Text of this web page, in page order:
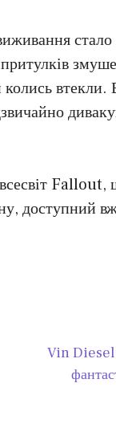
колись
доступний
Vin Diesel